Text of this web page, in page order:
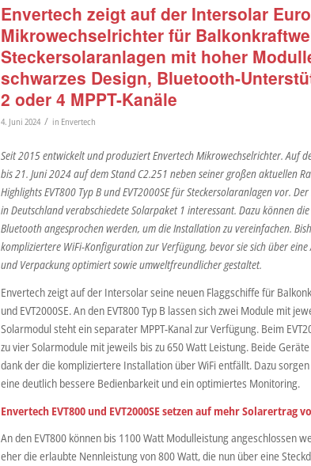
Envertech zeigt auf der Intersolar
Mikrowechselrichter für
Steckersolaranlagen mit hoher
schwarzes Design, Bluetooth-
2 oder 4 MPPT-Kanäle
4. Juni 2024 / in Envertech
Seit 2015 entwickelt und produziert Envertech Mikrowechselrichter. Auf
bis 21. Juni 2024 auf dem Stand C2.251 neben seiner großen aktuellen
Highlights EVT800 Typ B und EVT2000SE für Steckersolaranlagen vor.
in Deutschland verabschiedete Solarpaket 1 interessant. Dazu können
Bluetooth angesprochen werden, um die Installation zu vereinfachen.
kompliziertere WiFi-Konfiguration zur Verfügung, bevor sie sich über
und Verpackung optimiert sowie umweltfreundlicher gestaltet.
Envertech zeigt auf der Intersolar seine neuen Flaggschiffe für
und EVT2000SE. An den EVT800 Typ B lassen sich zwei Module mit
Solarmodul steht ein separater MPPT-Kanal zur Verfügung. Beim
zu vier Solarmodule mit jeweils bis zu 650 Watt Leistung. Beide
dank der die kompliziertere Installation über WiFi entfällt. Dazu
eine deutlich bessere Bedienbarkeit und ein optimiertes Monitoring.
Envertech EVT800 und EVT2000SE setzen auf mehr Solarertrag
An den EVT800 können bis 1100 Watt Modulleistung angeschlossen
eher die erlaubte Nennleistung von 800 Watt, die nun über eine